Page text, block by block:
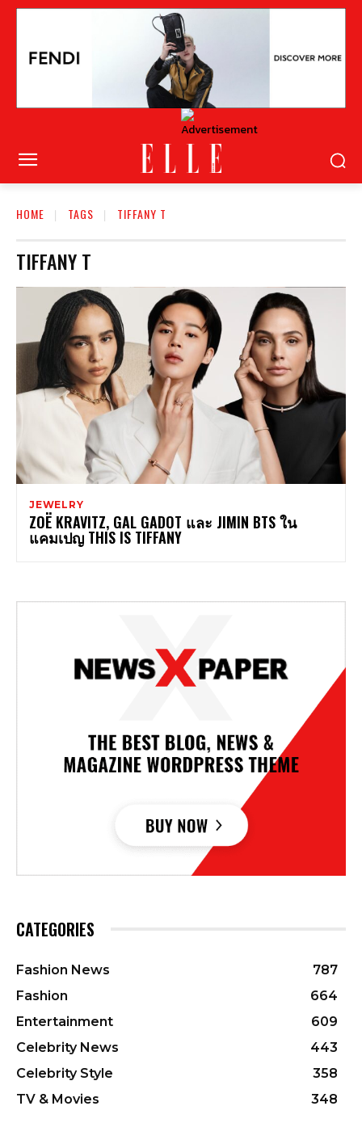
HOME TAGS TIFFANY T
TIFFANY T
JEWELRY
ZOË KRAVITZ, GAL GADOT และ JIMIN BTS ใน
แคมเปญ THIS IS TIFFANY
CATEGORIES
Fashion News
787
Fashion
664
Entertainment
609
Celebrity News
443
Celebrity Style
358
TV & Movies
348